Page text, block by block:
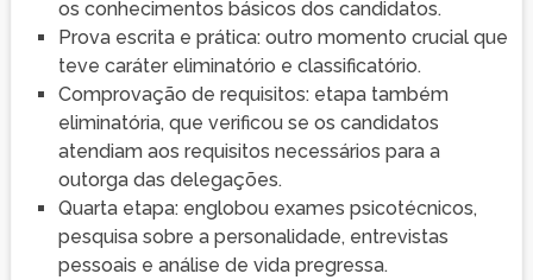
os conhecimentos básicos dos candidatos.
Prova escrita e prática: outro momento crucial que
teve caráter eliminatório e classificatório.
Comprovação de requisitos: etapa também
eliminatória, que verificou se os candidatos
atendiam aos requisitos necessários para a
outorga das delegações.
Quarta etapa: englobou exames psicotécnicos,
pesquisa sobre a personalidade, entrevistas
pessoais e análise de vida pregressa.